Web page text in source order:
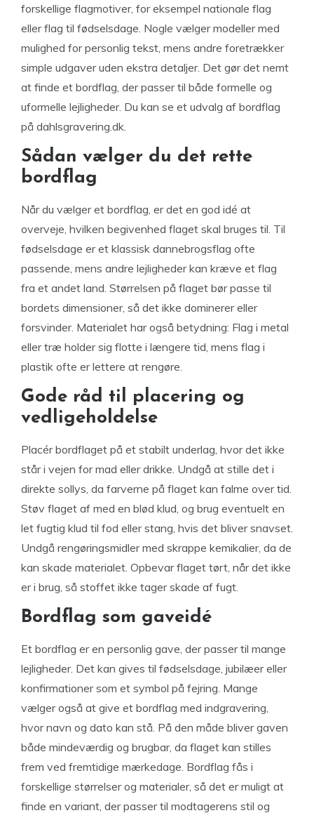
forskellige flagmotiver, for eksempel nationale flag
eller flag til fødselsdage. Nogle vælger modeller med
mulighed for personlig tekst, mens andre foretrækker
simple udgaver uden ekstra detaljer. Det gør det nemt
at finde et bordflag, der passer til både formelle og
uformelle lejligheder. Du kan se et udvalg af bordflag
på dahlsgravering.dk.
Sådan vælger du det rette
bordflag
Når du vælger et bordflag, er det en god idé at
overveje, hvilken begivenhed flaget skal bruges til. Til
fødselsdage er et klassisk dannebrogsflag ofte
passende, mens andre lejligheder kan kræve et flag
fra et andet land. Størrelsen på flaget bør passe til
bordets dimensioner, så det ikke dominerer eller
forsvinder. Materialet har også betydning: Flag i metal
eller træ holder sig flotte i længere tid, mens flag i
plastik ofte er lettere at rengøre.
Gode råd til placering og
vedligeholdelse
Placér bordflaget på et stabilt underlag, hvor det ikke
står i vejen for mad eller drikke. Undgå at stille det i
direkte sollys, da farverne på flaget kan falme over tid.
Støv flaget af med en blød klud, og brug eventuelt en
let fugtig klud til fod eller stang, hvis det bliver snavset.
Undgå rengøringsmidler med skrappe kemikalier, da de
kan skade materialet. Opbevar flaget tørt, når det ikke
er i brug, så stoffet ikke tager skade af fugt.
Bordflag som gaveidé
Et bordflag er en personlig gave, der passer til mange
lejligheder. Det kan gives til fødselsdage, jubilæer eller
konfirmationer som et symbol på fejring. Mange
vælger også at give et bordflag med indgravering,
hvor navn og dato kan stå. På den måde bliver gaven
både mindeværdig og brugbar, da flaget kan stilles
frem ved fremtidige mærkedage. Bordflag fås i
forskellige størrelser og materialer, så det er muligt at
finde en variant, der passer til modtagerens stil og